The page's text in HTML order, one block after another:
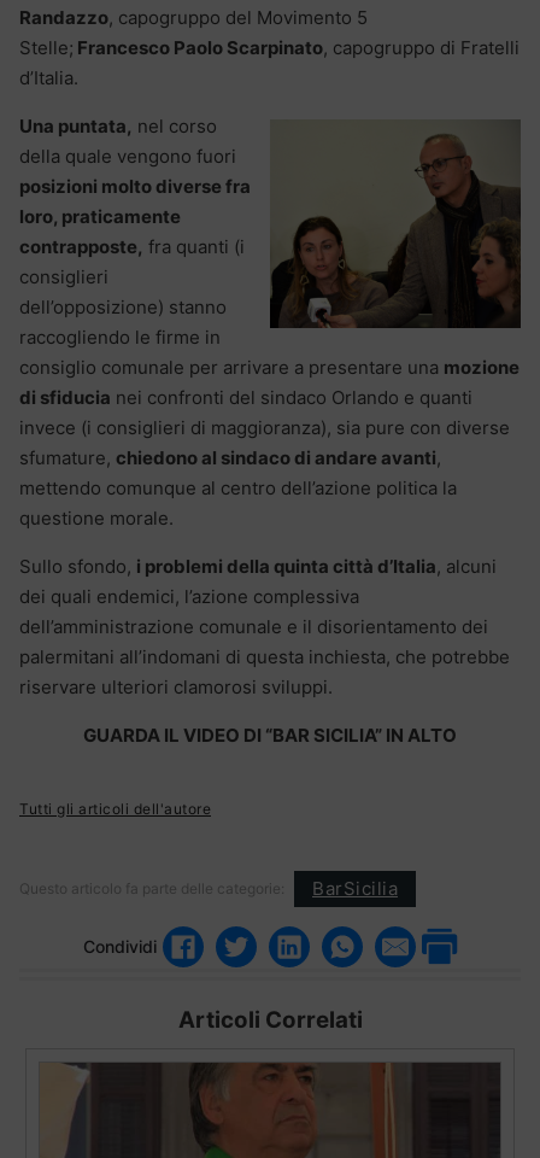
Randazzo, capogruppo del Movimento 5
Stelle; Francesco Paolo Scarpinato, capogruppo di Fratelli
d’Italia.
Una puntata, nel corso
della quale vengono fuori
posizioni molto diverse fra
loro, praticamente
contrapposte, fra quanti (i
consiglieri
dell’opposizione) stanno
raccogliendo le firme in
consiglio comunale per arrivare a presentare una mozione
di sfiducia nei confronti del sindaco Orlando e quanti
invece (i consiglieri di maggioranza), sia pure con diverse
sfumature, chiedono al sindaco di andare avanti,
mettendo comunque al centro dell’azione politica la
questione morale.
Sullo sfondo, i problemi della quinta città d’Italia, alcuni
dei quali endemici, l’azione complessiva
dell’amministrazione comunale e il disorientamento dei
palermitani all’indomani di questa inchiesta, che potrebbe
riservare ulteriori clamorosi sviluppi.
GUARDA IL VIDEO DI “BAR SICILIA” IN ALTO
Tutti gli articoli dell'autore
Questo articolo fa parte delle categorie: BarSicilia
Condividi
Articoli Correlati